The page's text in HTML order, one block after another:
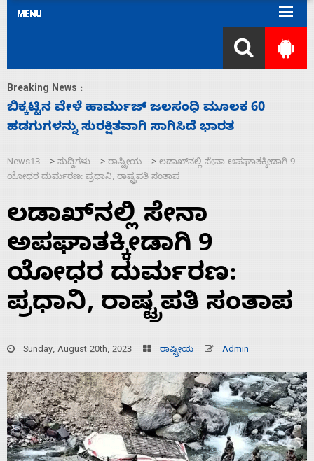
Breaking News :
ನಾಗೇಂದ್ರ ರಾಜೀನಾಮೆ ಕೊಡದಿದ್ದರೆ ಸದನ ನಡೆಸಲು
ಬಿಡೆವು: ಛಲವಾದಿ ನಾರಾಯಣಸ್ವಾಮಿ
News13 > ಸುದ್ದಿಗಳು > ರಾಷ್ಟ್ರೀಯ > ಲಡಾಖ್‌ನಲ್ಲಿ ಸೇನಾ ಅಪಘಾತಕ್ಕೀಡಾಗಿ 9
ಯೋಧರ ದುರ್ಮರಣ: ಪ್ರಧಾನಿ, ರಾಷ್ಟ್ರಪತಿ ಸಂತಾಪ
ಲಡಾಖ್‌ನಲ್ಲಿ ಸೇನಾ
ಅಪಘಾತಕ್ಕೀಡಾಗಿ 9
ಯೋಧರ ದುರ್ಮರಣ:
ಪ್ರಧಾನಿ, ರಾಷ್ಟ್ರಪತಿ ಸಂತಾಪ
Sunday, August 20th, 2023 ರಾಷ್ಟ್ರೀಯ Admin